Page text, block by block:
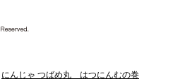
にんじゃ つばめ丸 はつにんむの巻